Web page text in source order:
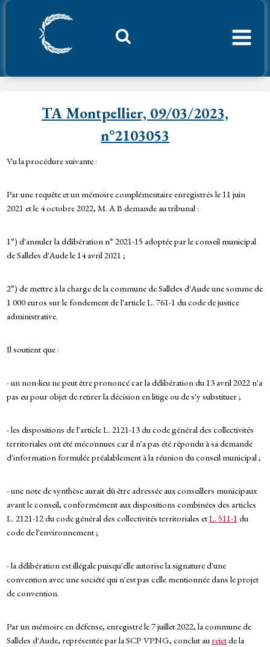
Aller
TA Montpellier, 09/03/2023,
n°2103053
Vu la procédure suivante :
Par une requête et un mémoire complémentaire enregistrés le 11 juin
2021 et le 4 octobre 2022, M. A B demande au tribunal :
1°) d'annuler la délibération n° 2021-15 adoptée par le conseil municipal
de Salleles d'Aude le 14 avril 2021 ;
2°) de mettre à la charge de la commune de Salleles d'Aude une somme de
1 000 euros sur le fondement de l'article L. 761-1 du code de justice
administrative.
Il soutient que :
- un non-lieu ne peut être prononcé car la délibération du 13 avril 2022 n'a
pas eu pour objet de retirer la décision en litige ou de s'y substituer ;
- les dispositions de l'article L. 2121-13 du code général des collectivités
territoriales ont été méconnues car il n'a pas été répondu à sa demande
d'information formulée préalablement à la réunion du conseil municipal ;
- une note de synthèse aurait dû être adressée aux conseillers municipaux
avant le conseil, conformément aux dispositions combinées des articles
L. 2121-12 du code général des collectivités territoriales etL. 511-1 du
code de l'environnement ;
- la délibération est illégale puisqu'elle autorise la signature d'une
convention avec une société qui n'est pas celle mentionnée dans le projet
de convention.
Par un mémoire en défense, enregistré le 7 juillet 2022, la commune de
Salleles d'Aude, représentée par la SCP VPNG, conclut au rejetde la